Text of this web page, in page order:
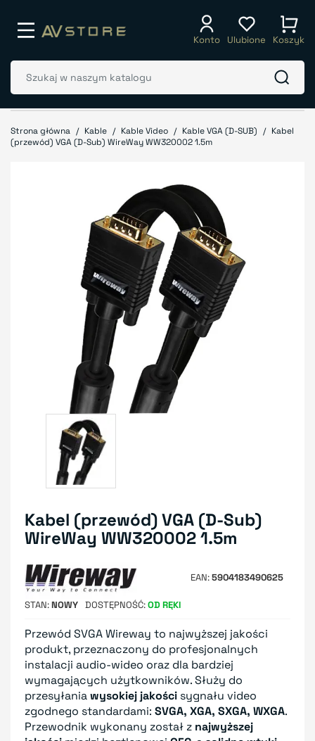
Konto Ulubione Koszyk
Strona główna Kable Kable Video Kable VGA (D-SUB)
Kabel
(przewód) VGA (D-Sub) WireWay WW320002 1.5m
Kabel (przewód) VGA (D-Sub)
WireWay WW320002 1.5m
EAN 5904183490625
STAN NOWY DOSTĘPNOŚĆ OD RĘKI
Przewód SVGA Wireway to najwyższej jakości
produkt, przeznaczony do profesjonalnych
instalacji audio-wideo oraz dla bardziej
wymagających użytkowników. Służy do
przesyłaniawysokiej jakości sygnału video
zgodnego standardami: SVGA, XGA, SXGA, WXGA.
Przewodnik wykonany został z najwyższej